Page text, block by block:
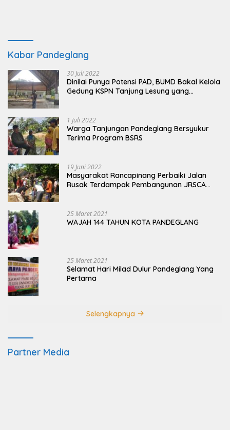
Kabar Pandeglang
30 Juli 2022
Dinilai Punya Potensi PAD, BUMD Bakal Kelola
Gedung KSPN Tanjung Lesung yang
1 Juli 2022
Warga Tanjungan Pandeglang Bersyukur
Terima Program BSRS
19 Juni 2022
Masyarakat Rancapinang Perbaiki Jalan
Rusak Terdampak Pembangunan JRSCA
25 Maret 2021
WAJAH 144 TAHUN KOTA PANDEGLANG
25 Maret 2021
Selamat Hari Milad Dulur Pandeglang Yang
Pertama
Selengkapnya
Partner Media